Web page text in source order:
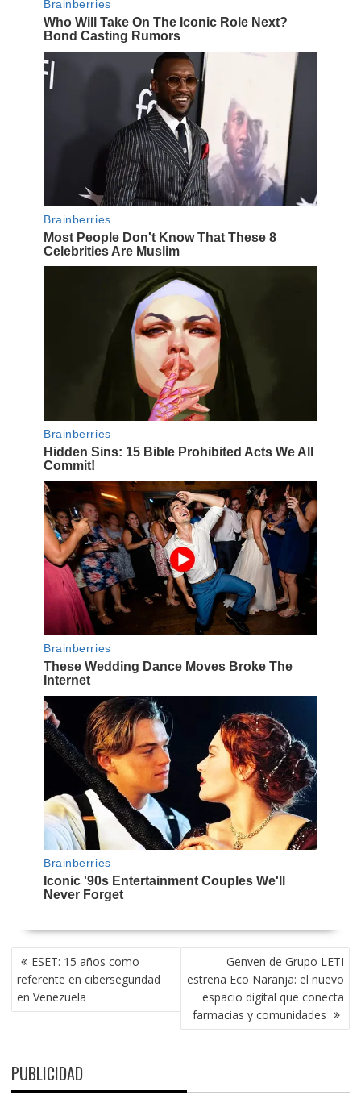
NAVEGACIÓN
DE
ENTRADAS
ESET: 15 años como
referente en ciberseguridad
en Venezuela
Genven de Grupo LETI
estrena Eco Naranja: el nuevo
espacio digital que conecta
farmacias y comunidades
PUBLICIDAD